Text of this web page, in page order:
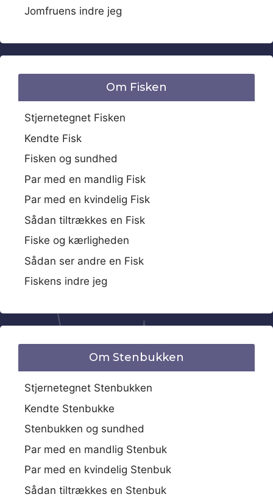
Jomfruens indre jeg
Om Fisken
Stjernetegnet Fisken
Kendte Fisk
Fisken og sundhed
Par med en mandlig Fisk
Par med en kvindelig Fisk
Sådan tiltrækkes en Fisk
Fiske og kærligheden
Sådan ser andre en Fisk
Fiskens indre jeg
Om Stenbukken
Stjernetegnet Stenbukken
Kendte Stenbukke
Stenbukken og sundhed
Par med en mandlig Stenbuk
Par med en kvindelig Stenbuk
Sådan tiltrækkes en Stenbuk